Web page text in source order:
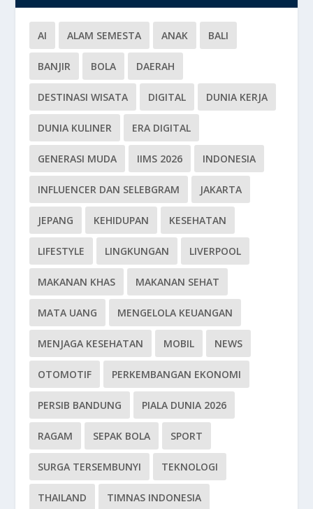
AI ALAM SEMESTA ANAK BALI
BANJIR BOLA DAERAH
DESTINASI WISATA DIGITAL DUNIA KERJA
DUNIA KULINER ERA DIGITAL
GENERASI MUDA IIMS 2026 INDONESIA
INFLUENCER DAN SELEBGRAM JAKARTA
JEPANG KEHIDUPAN KESEHATAN
LIFESTYLE LINGKUNGAN LIVERPOOL
MAKANAN KHAS MAKANAN SEHAT
MATA UANG MENGELOLA KEUANGAN
MENJAGA KESEHATAN MOBIL NEWS
OTOMOTIF PERKEMBANGAN EKONOMI
PERSIB BANDUNG PIALA DUNIA 2026
RAGAM SEPAK BOLA SPORT
SURGA TERSEMBUNYI TEKNOLOGI
THAILAND TIMNAS INDONESIA